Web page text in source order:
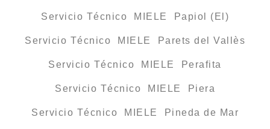
Servicio Técnico MIELE Papiol (El)
Servicio Técnico MIELE Parets del Vallès
Servicio Técnico MIELE Perafita
Servicio Técnico MIELE Piera
Servicio Técnico MIELE Pineda de Mar